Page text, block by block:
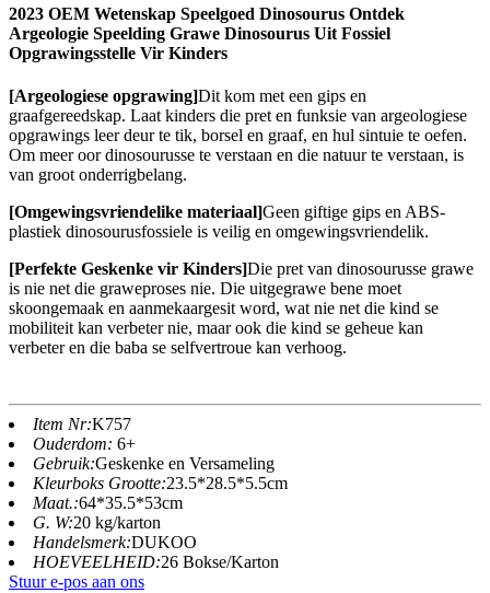
2023 OEM Wetenskap Speelgoed Dinosourus Ontdek
Argeologie Speelding Grawe Dinosourus Uit Fossiel
Opgrawingsstelle Vir Kinders
[Argeologiese opgrawing]Dit kom met een gips en
graafgereedskap. Laat kinders die pret en funksie van argeologiese
opgrawings leer deur te tik, borsel en graaf, en hul sintuie te oefen.
Om meer oor dinosourusse te verstaan ​​en die natuur te verstaan, is
van groot onderrigbelang.
[Omgewingsvriendelike materiaal]Geen giftige gips en ABS-
plastiek dinosourusfossiele is veilig en omgewingsvriendelik.
[Perfekte Geskenke vir Kinders]Die pret van dinosourusse grawe
is nie net die graweproses nie. Die uitgegrawe bene moet
skoongemaak en aanmekaargesit word, wat nie net die kind se
mobiliteit kan verbeter nie, maar ook die kind se geheue kan
verbeter en die baba se selfvertroue kan verhoog.
Item Nr:K757
Ouderdom: 6+
Gebruik:Geskenke en Versameling
Kleurboks Grootte:23.5*28.5*5.5cm
Maat.:64*35.5*53cm
G. W:20 kg/karton
Handelsmerk:DUKOO
HOEVEELHEID:26 Bokse/Karton
Stuur e-pos aan ons